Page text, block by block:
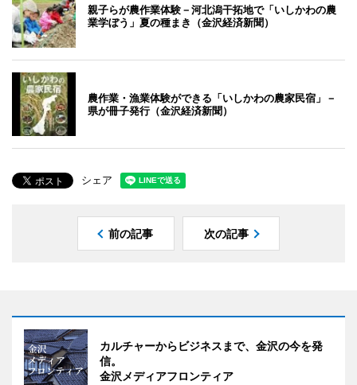
親子らが農作業体験－河北潟干拓地で「いしかわの農
業学ぼう」夏の種まき（金沢経済新聞）
農作業・漁業体験ができる「いしかわの農家民宿」－
県が冊子発行（金沢経済新聞）
シェア
前の記事 次の記事
カルチャーからビジネスまで、金沢の今を発
信。
金沢メディアフロンティア